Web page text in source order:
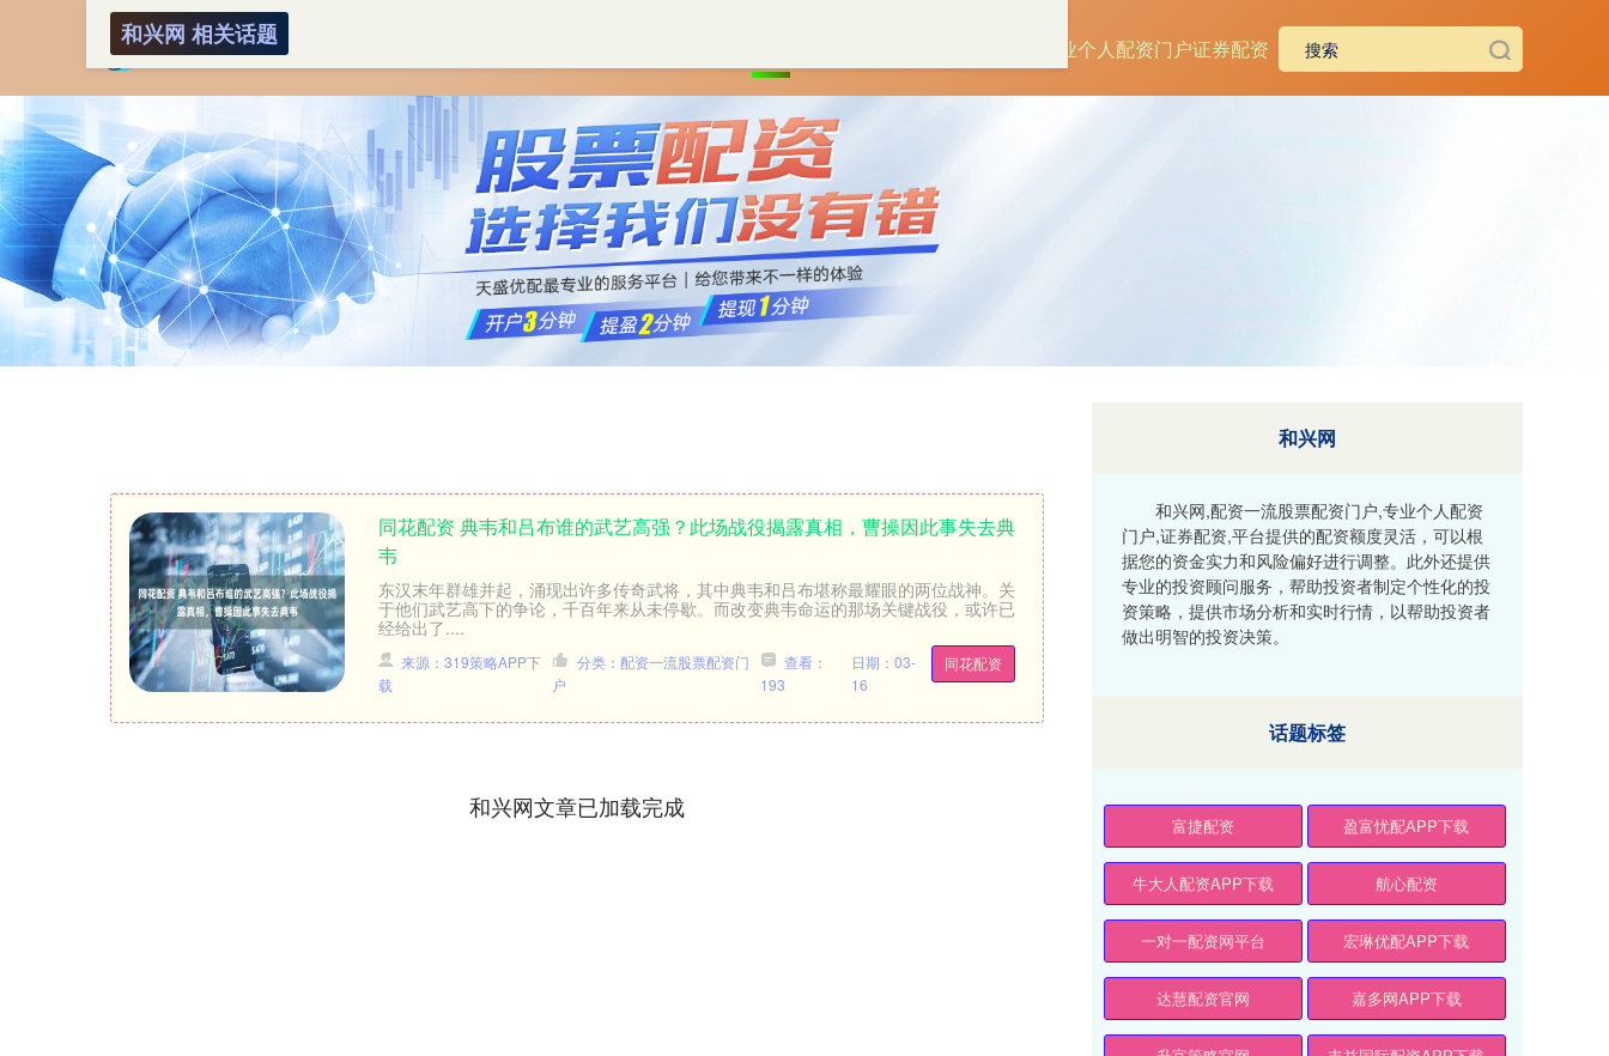
专业个人配资门户证券配资
和兴网 相关话题
同花配资 典韦和吕布谁的武艺高强？此场战役揭露真相，曹操因此事失去典
韦
东汉末年群雄并起，涌现出许多传奇武将，其中典韦和吕布堪称最耀眼的两位战神。关
于他们武艺高下的争论，千百年来从未停歇。而改变典韦命运的那场关键战役，或许已
经给出了....
同花配资
来源：319策略APP下
载
分类：配资一流股票配资门
户
查看：
193
日期：03-
16
和兴网文章已加载完成
和兴网
和兴网,配资一流股票配资门户,专业个人配资
门户,证券配资,平台提供的配资额度灵活，可以根
据您的资金实力和风险偏好进行调整。此外还提供
专业的投资顾问服务，帮助投资者制定个性化的投
资策略，提供市场分析和实时行情，以帮助投资者
做出明智的投资决策。
话题标签
富捷配资 盈富忧配APP下载
牛大人配资APP下载 航心配资
一对一配资网平台 宏琳优配APP下载
达慧配资官网 嘉多网APP下载